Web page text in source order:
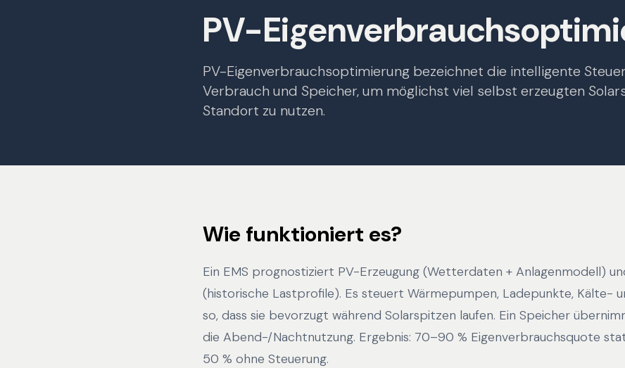
PV-
PV-Eigenverbrauchsoptimierung bezeichnet die intelligente
Verbrauch und Speicher, um möglichst viel selbst erzeugten
Standort zu nutzen.
Wie funktioniert es?
Ein EMS prognostiziert PV-Erzeugung (Wetterdaten + Anlagenmodell)
(historische Lastprofile). Es steuert Wärmepumpen, Ladepunkte, Kälte-
so, dass sie bevorzugt während Solarspitzen laufen. Ein Speicher
die Abend-/Nachtnutzung. Ergebnis: 70–90 % Eigenverbrauchsquote
50 % ohne Steuerung.